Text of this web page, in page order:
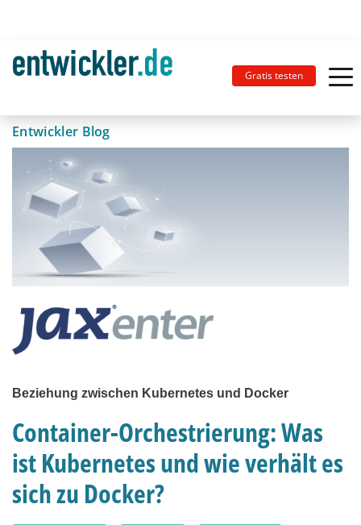
Gratis testen
Entwickler Blog
Beziehung zwischen Kubernetes und Docker
Container-Orchestrierung: Was
ist Kubernetes und wie verhält es
sich zu Docker?